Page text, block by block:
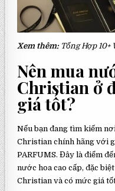
Xem thêm: Tổng Hợp 10+
Nên mua
Christian ở
giá tốt?
Nếu bạn đang tìm kiếm
Christian chính hãng với
PARFUMS. Đây là điểm
nước hoa cao cấp, đặc
Christian và có mức giá